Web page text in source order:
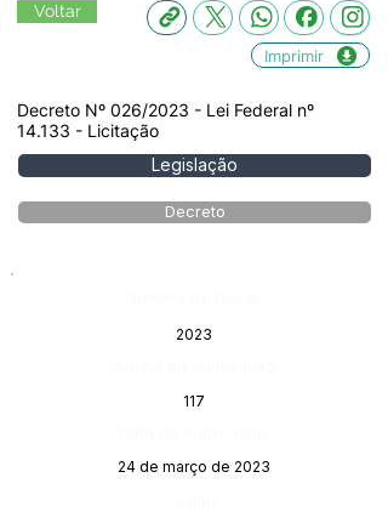
Voltar
Imprimir
Decreto Nº 026/2023 - Lei Federal nº
14.133 - Licitação
Legislação
Decreto
2023
117
24 de março de 2023